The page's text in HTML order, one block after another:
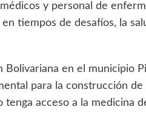
y personal de
tiempos de desafíos, la
Bolivariana en el municipio
para la construcción de
tenga acceso a la medicina